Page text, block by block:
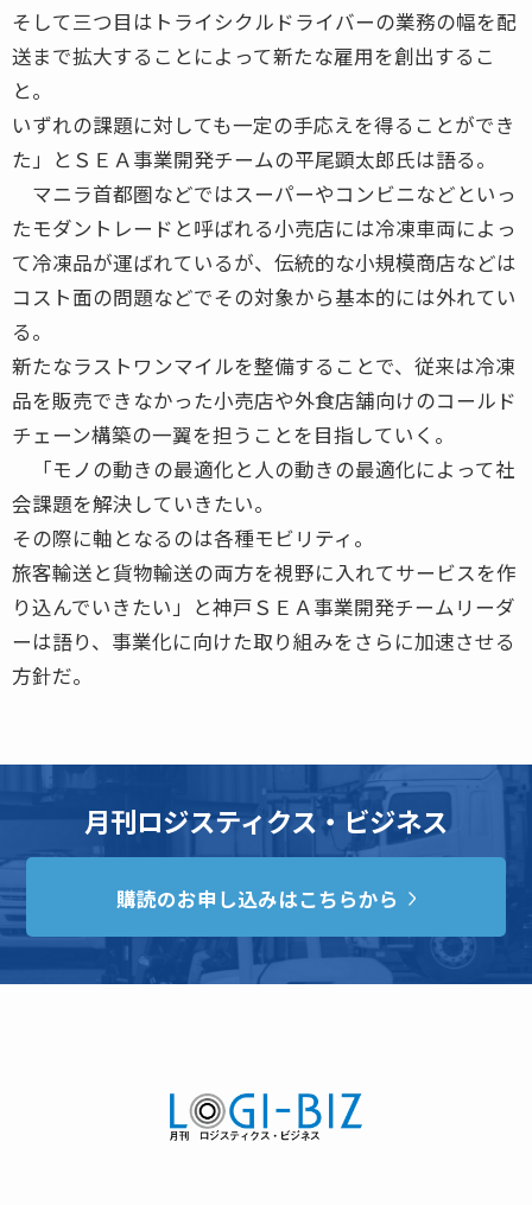
そして三つ目はトライシクルドライバーの業務の幅を配
送まで拡大することによって新たな雇用を創出するこ
と。
いずれの課題に対しても一定の手応えを得ることができ
た」とＳＥＡ事業開発チームの平尾顕太郎氏は語る。
マニラ首都圏などではスーパーやコンビニなどといっ
たモダントレードと呼ばれる小売店には冷凍車両によっ
て冷凍品が運ばれているが、伝統的な小規模商店などは
コスト面の問題などでその対象から基本的には外れてい
る。
新たなラストワンマイルを整備することで、従来は冷凍
品を販売できなかった小売店や外食店舗向けのコールド
チェーン構築の一翼を担うことを目指していく。
「モノの動きの最適化と人の動きの最適化によって社
会課題を解決していきたい。
その際に軸となるのは各種モビリティ。
旅客輸送と貨物輸送の両方を視野に入れてサービスを作
り込んでいきたい」と神戸ＳＥＡ事業開発チームリーダ
ーは語り、事業化に向けた取り組みをさらに加速させる
方針だ。
月刊ロジスティクス・ビジネス
購読のお申し込みはこちらから